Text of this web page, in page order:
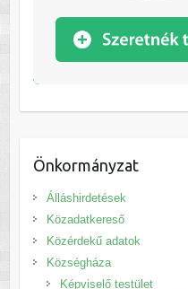
Önkormányzat
Álláshirdetések
Közadatkereső
Közérdekű adatok
Községháza
Képviselő testület